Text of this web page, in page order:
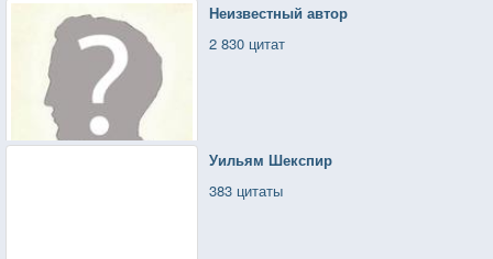
Неизвестный автор
2 830 цитат
Уильям Шекспир
383 цитаты